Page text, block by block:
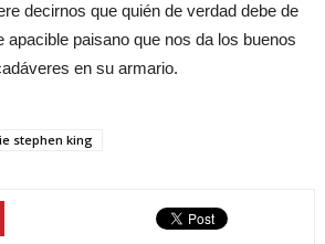
decirnos que quién de verdad debe de
paisano que nos da los buenos
en su armario.
stephen king